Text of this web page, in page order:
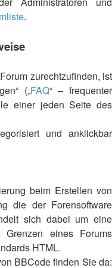
.
zurechtzufinden, ist
(„FAQ“ – frequenter
einer jeden Seite des
und anklickbar
beim Erstellen von
die der Forensoftware
sich dabei um eine
eines Forums
HTML.
BBCode finden Sie da: